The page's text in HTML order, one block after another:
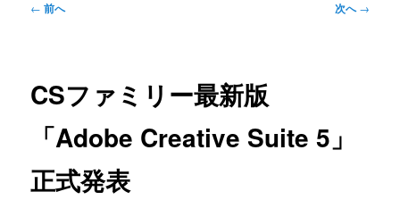
投
ー
← 前へ 次へ→
CSファミリー最新版
「Adobe Creative Suite 5」
正式発表